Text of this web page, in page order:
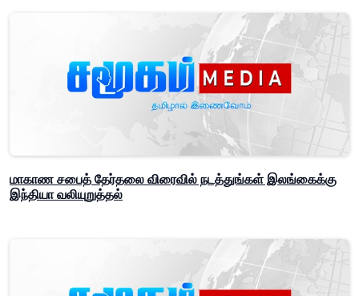
மாகாண சபைத் தேர்தலை விரைவில் நடத்துங்கள் இலங்கைக்கு
இந்தியா வலியுறுத்தல்